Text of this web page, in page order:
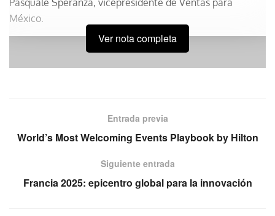
Pasquale Speranza, vicepresidente de Ventas para
México.
Ver nota completa
Entrada previa
World’s Most Welcoming Events Playbook by Hilton
Siguiente entrada
Francia 2025: epicentro global para la innovación